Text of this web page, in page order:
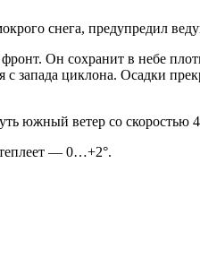
снега, предупредил
Он сохранит в небе
запада циклона. Осадки
южный ветер со скоростью
— 0…+2°.